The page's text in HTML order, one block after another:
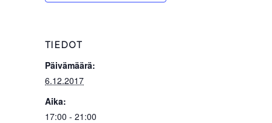
TIEDOT
Päivämäärä:
6.12.2017
Aika:
17:00 - 21:00